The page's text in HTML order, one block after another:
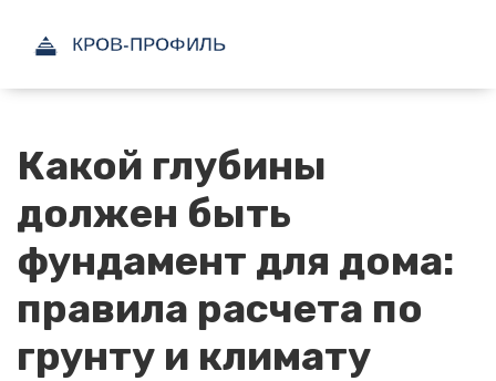
Какой глубины
должен быть
фундамент для дома:
правила расчета по
грунту и климату